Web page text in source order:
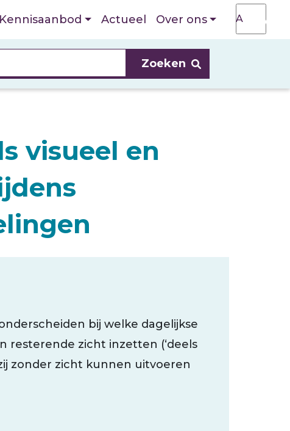
Kennisaanbod Actueel Over ons A A
visueel en
bij welke dagelijkse
resterende zicht inzetten (‘deels
zonder zicht kunnen uitvoeren